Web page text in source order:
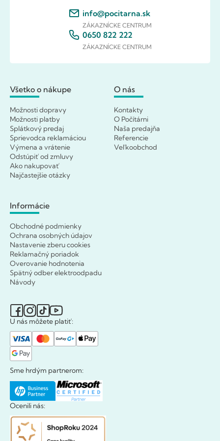
info@pocitarna.sk
ZÁKAZNÍCKE CENTRUM
0650 822 222
ZÁKAZNÍCKE CENTRUM
Všetko o nákupe
Možnosti dopravy
Možnosti platby
Splátkový predaj
Sprievodca reklamáciou
Výmena a vrátenie
Odstúpiť od zmluvy
Ako nakupovať
Najčastejšie otázky
O nás
Kontakty
O Počítárni
Naša predajňa
Referencie
Veľkoobchod
Informácie
Obchodné podmienky
Ochrana osobných údajov
Nastavenie zberu cookies
Reklamačný poriadok
Overovanie hodnotenia
Spätný odber elektroodpadu
Návody
U nás môžete platiť:
Sme hrdým partnerom:
Ocenili nás: